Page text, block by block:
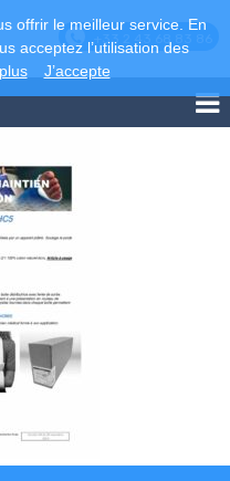
+33 2 43 68 83 86
offrir le meilleur service. En
acceptez l’utilisation des
J’accepte